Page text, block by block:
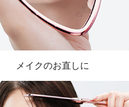
メイクのお直しに